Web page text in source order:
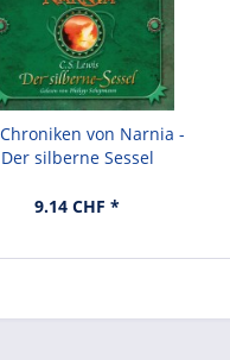
von Narnia -
Der silberne Sessel
9.14 CHF *